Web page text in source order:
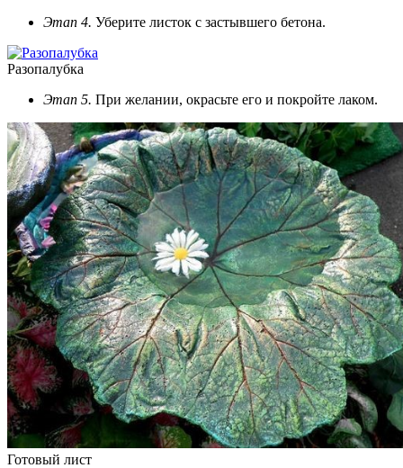
Этап 4. Уберите листок с застывшего бетона.
Разопалубка
Этап 5. При желании, окрасьте его и покройте лаком.
Готовый лист